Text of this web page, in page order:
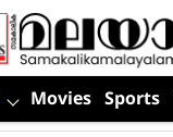
Movies Sports